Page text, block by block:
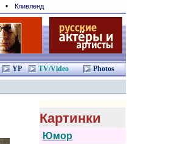
• Кливленд
YP TV/Video Photos
Картинки
Юмор